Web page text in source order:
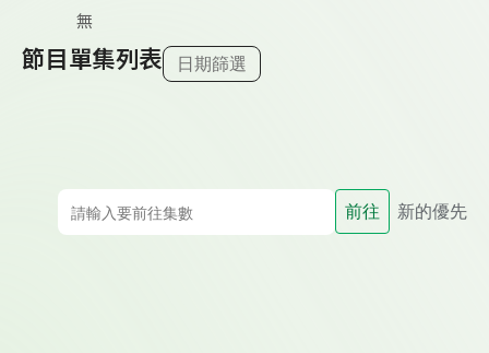
無
節目單集列表 日期篩選
前往 新的優先